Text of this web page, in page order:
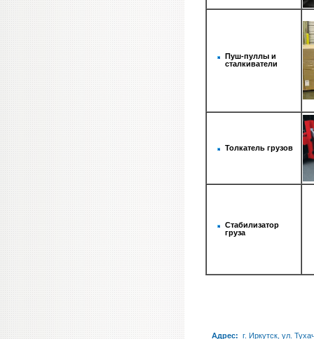
Пуш-пуллы и
сталкиватели
Толкатель грузов
Стабилизатор
груза
Адрес: г. Иркутск, ул.